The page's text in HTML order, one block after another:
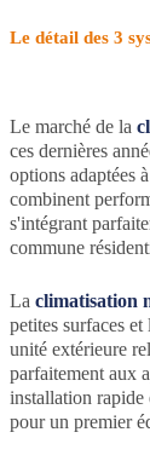
Le détail des 3
Le marché de la
ces dernières
options adaptées
combinent
s'intégrant
commune
La climatisation
petites surfaces
unité extérieure
parfaitement aux
installation
pour un premier